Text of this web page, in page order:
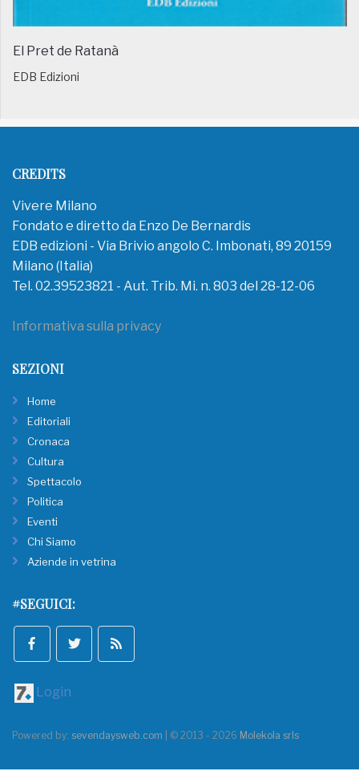
El Pret de Ratanà
EDB Edizioni
CREDITS
Vivere Milano
Fondato e diretto da Enzo De Bernardis
EDB edizioni - Via Brivio angolo C. Imbonati, 89 20159
Milano (Italia)
Tel. 02.39523821 - Aut. Trib. Mi. n. 803 del 28-12-06
Informativa sulla privacy
SEZIONI
Home
Editoriali
Cronaca
Cultura
Spettacolo
Politica
Eventi
Chi Siamo
Aziende in vetrina
#SEGUICI:
Login
Powered by: sevendaysweb.com | © 2013 - 2026 Molekola srls